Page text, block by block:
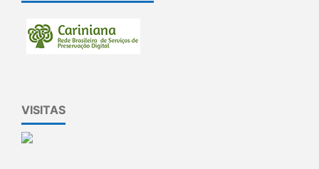
VISITAS